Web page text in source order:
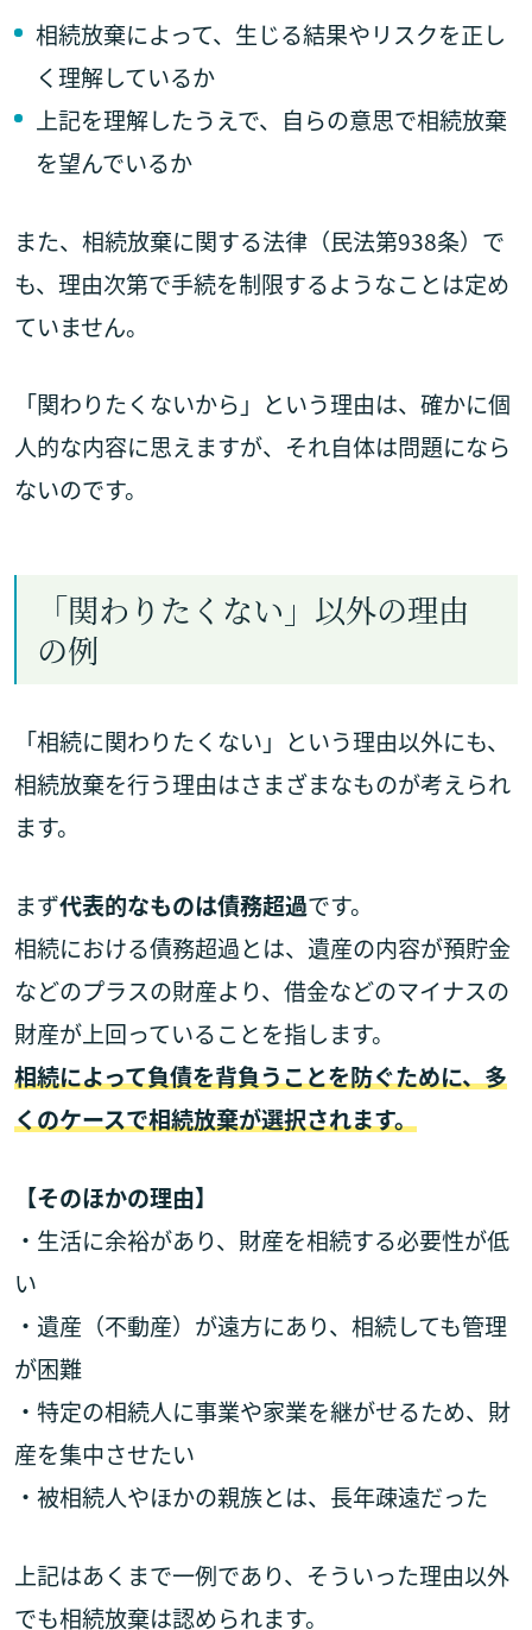
相続放棄によって、生じる結果やリスクを正し
く理解しているか
上記を理解したうえで、自らの意思で相続放棄
を望んでいるか
また、相続放棄に関する法律（民法第938条）で
も、理由次第で手続を制限するようなことは定め
ていません。
「関わりたくないから」という理由は、確かに個
人的な内容に思えますが、それ自体は問題になら
ないのです。
「関わりたくない」以外の理由
の例
「相続に関わりたくない」という理由以外にも、
相続放棄を行う理由はさまざまなものが考えられ
ます。
まず代表的なものは債務超過です。
相続における債務超過とは、遺産の内容が預貯金
などのプラスの財産より、借金などのマイナスの
財産が上回っていることを指します。
相続によって負債を背負うことを防ぐために、多
くのケースで相続放棄が選択されます。
【そのほかの理由】
・生活に余裕があり、財産を相続する必要性が低
い
・遺産（不動産）が遠方にあり、相続しても管理
が困難
・特定の相続人に事業や家業を継がせるため、財
産を集中させたい
・被相続人やほかの親族とは、長年疎遠だった
上記はあくまで一例であり、そういった理由以外
でも相続放棄は認められます。